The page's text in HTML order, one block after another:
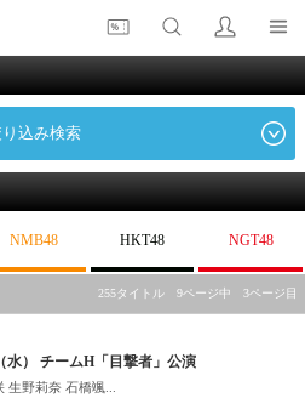
込み検索
NMB48 HKT48 NGT48
255タイトル 9ページ中 3ページ目
水） チームH「目撃者」公演
生野莉奈 石橋颯...